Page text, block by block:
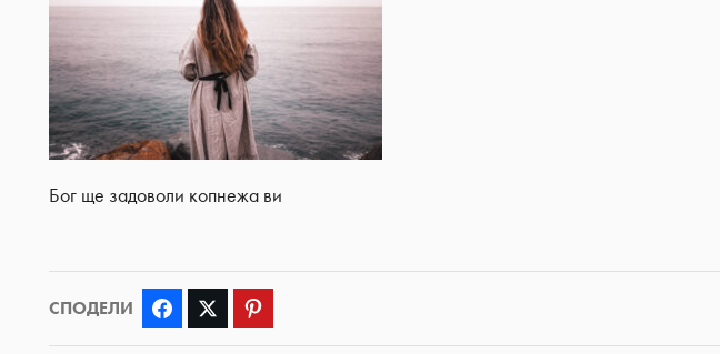
Бог ще задоволи копнежа ви
СПОДЕЛИ Facebook Twitter